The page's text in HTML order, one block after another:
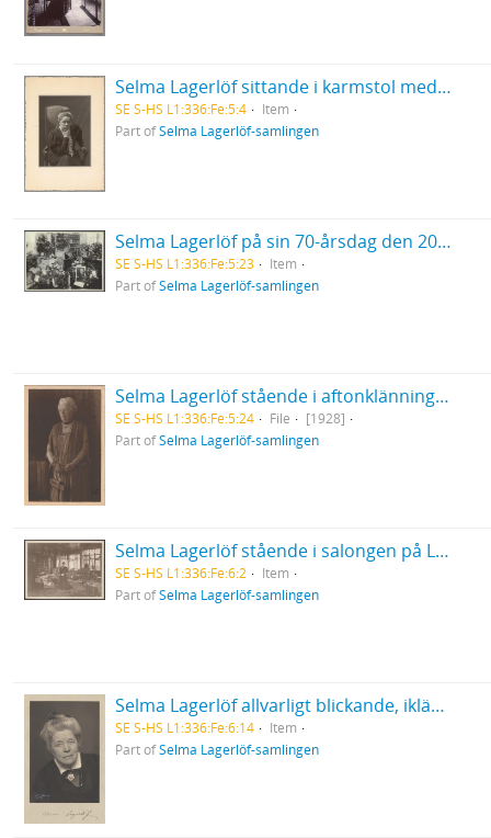
Selma Lagerlöf sittande i karmstol med huvudet vilande i höger hand
SE S-HS L1:336:Fe:5:4
Item
Part ofSelma Lagerlöf-samlingen
Selma Lagerlöf på sin 70-årsdag den 20/11-1928, sittande i blomsterhav i Valborg Olanders våning på Karlavägen
SE S-HS L1:336:Fe:5:23
Item
Part ofSelma Lagerlöf-samlingen
Selma Lagerlöf stående i aftonklänning med kraghalsband
SE S-HS L1:336:Fe:5:24 File
[1928]
Part ofSelma Lagerlöf-samlingen
Selma Lagerlöf stående i salongen på Lagerlöfsgården i Falun
SE S-HS L1:336:Fe:6:2
Item
Part ofSelma Lagerlöf-samlingen
Selma Lagerlöf allvarligt blickande, iklädd mörk överdel och ljus krage
SE S-HS L1:336:Fe:6:14
Item
Part ofSelma Lagerlöf-samlingen